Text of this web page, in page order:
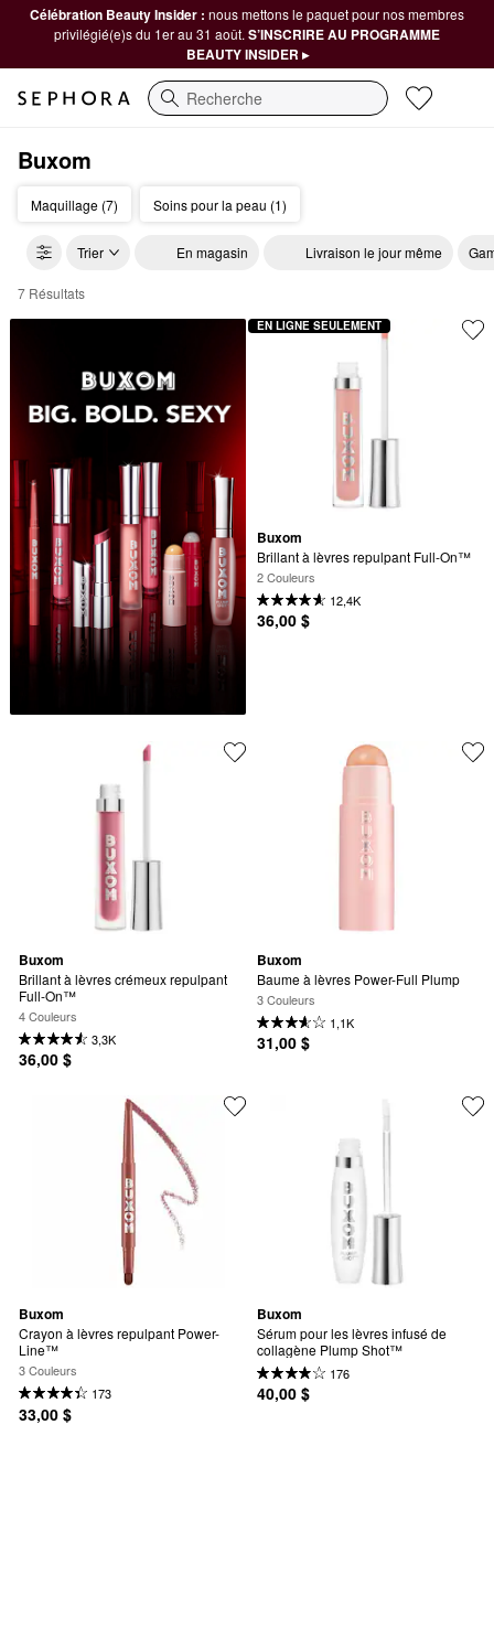
Célébration Beauty Insider : nous mettons le paquet pour nos membres
privilégié(e)s du 1er au 31 août. S’INSCRIRE AU PROGRAMME
BEAUTY INSIDER ▸
Recherche
Buxom
Maquillage (7) Soins pour la peau (1)
Trier En magasin Livraison le jour même
BUXOM Makeup
7 Résultats
Buxom
Brillant à lèvres repulpant Full-On™
2 Couleurs
12,4K
36,00 $
EN LIGNE SEULEMENT
Buxom
Brillant à lèvres crémeux repulpant
Full-On™
4 Couleurs
3,3K
36,00 $
Buxom
Baume à lèvres Power-Full Plump
3 Couleurs
1,1K
31,00 $
Buxom
Crayon à lèvres repulpant Power-
Line™
3 Couleurs
173
33,00 $
Buxom
Sérum pour les lèvres infusé de
collagène Plump Shot™
176
40,00 $